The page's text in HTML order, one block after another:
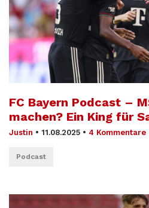
FC Bayern Podcast –
machen? Ein King für
Justin • 11.08.2025 • 4 Kommentare
Podcast